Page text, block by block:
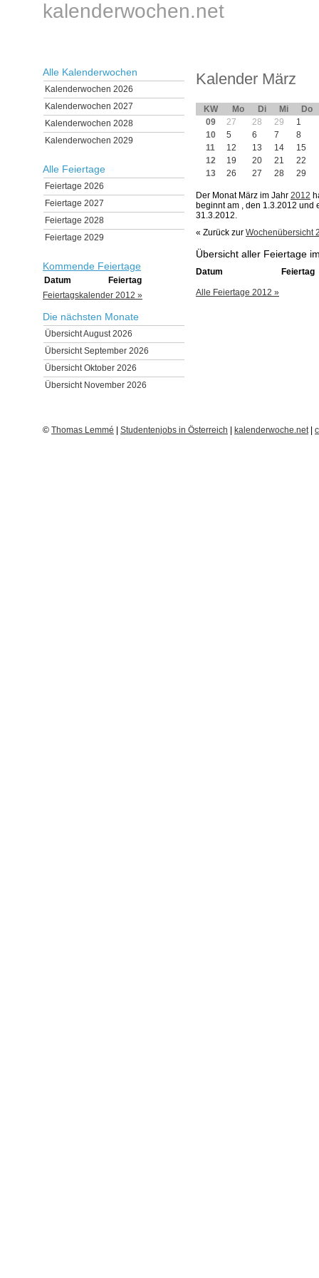
kalenderwochen.net
Alle Kalenderwochen
Kalenderwochen 2026
Kalenderwochen 2027
Kalenderwochen 2028
Kalenderwochen 2029
Alle Feiertage
Feiertage 2026
Feiertage 2027
Feiertage 2028
Feiertage 2029
Kommende Feiertage
Datum
Feiertag
Feiertagskalender 2012 »
Die nächsten Monate
Übersicht August 2026
Übersicht September 2026
Übersicht Oktober 2026
Übersicht November 2026
Kalender März
KW Mo Di Mi
Do
09
27 28 29
1
10
5 6 7
8
11
12 13 14
15
12
19 20 21
22
13
26 27 28 29
Der Monat März im Jahr 2012
beginnt am , den 1.3.2012 und
31.3.2012.
« Zurück zur Wochenübersicht
Übersicht aller Feiertage
Datum Feiertag
Alle Feiertage 2012 »
© Thomas Lemmé Studentenjobs in Österreich kalenderwoche.net|